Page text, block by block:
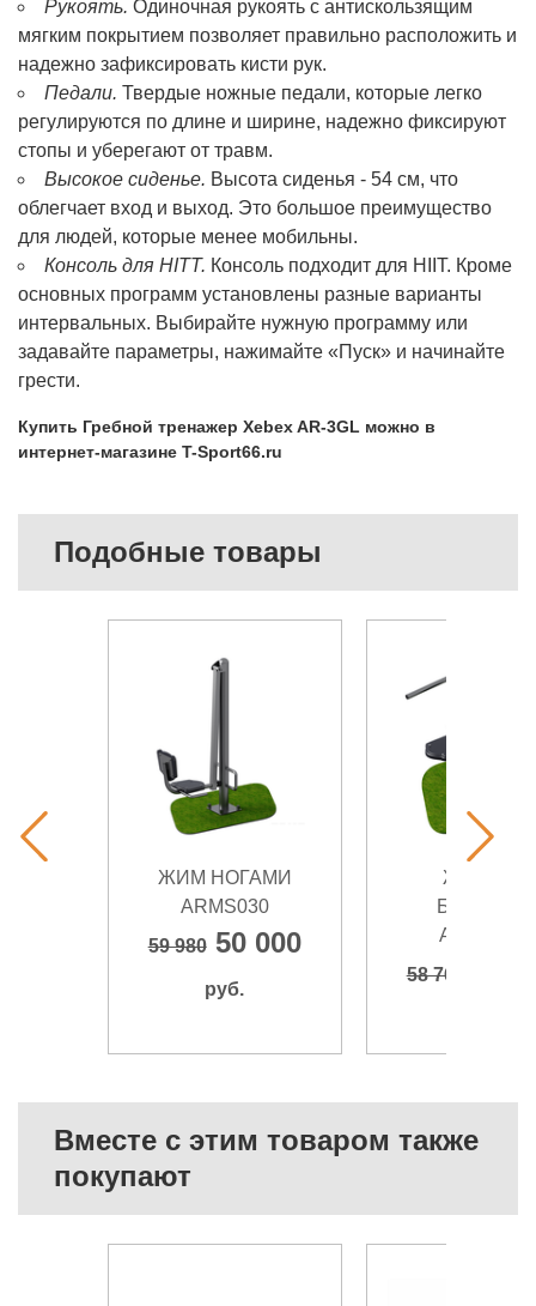
Рукоять. Одиночная рукоять с антискользящим
мягким покрытием позволяет правильно расположить и
надежно зафиксировать кисти рук.
Педали. Твердые ножные педали, которые легко
регулируются по длине и ширине, надежно фиксируют
стопы и уберегают от травм.
Высокое сиденье. Высота сиденья - 54 см, что
облегчает вход и выход. Это большое преимущество
для людей, которые менее мобильны.
Консоль для HITT. Консоль подходит для HIIT. Кроме
основных программ установлены разные варианты
интервальных. Выбирайте нужную программу или
задавайте параметры, нажимайте «Пуск» и начинайте
грести.
Купить Гребной тренажер Xebex AR-3GL можно в
интернет-магазине T-Sport66.ru
Подобные товары
ЖИМ НОГАМИ
ARMS030
59 98050 000
руб.
ЖИМ НА
БРУСЬЯХ
ARMS055
58 760
Вместе с этим товаром также
покупают